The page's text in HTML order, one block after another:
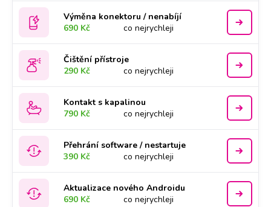
Výměna konektoru / nenabíjí
690 Kč
co nejrychleji
Čištění přístroje
290 Kč
co nejrychleji
Kontakt s kapalinou
790 Kč
co nejrychleji
Přehrání software / nestartuje
390 Kč
co nejrychleji
Aktualizace nového Androidu
690 Kč
co nejrychleji